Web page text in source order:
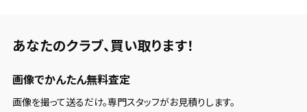
あなたのクラブ、 買い取ります！
画像でかんたん無料査定
画像を撮って送るだけ。専門スタッフがお見積りします。